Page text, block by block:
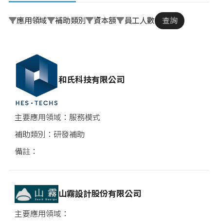
應用領域 補助類別 資本額 員工人數 查詢
和氏科技有限公司
服務模式
研發補助
山霧設計股份有限公司